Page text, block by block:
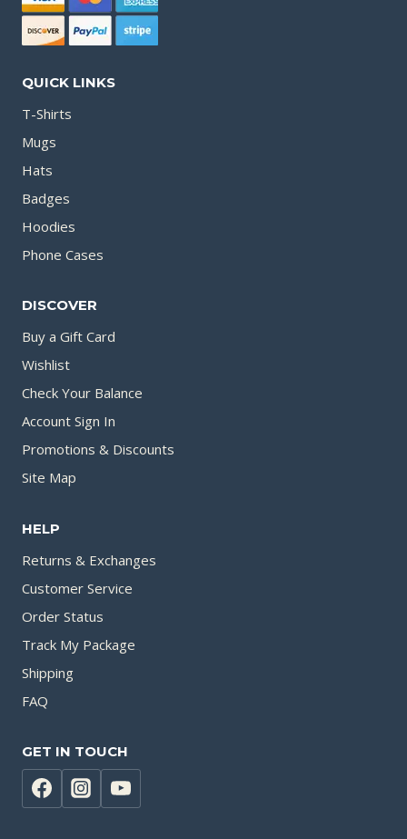
QUICK LINKS
T-Shirts
Mugs
Hats
Badges
Hoodies
Phone Cases
DISCOVER
Buy a Gift Card
Wishlist
Check Your Balance
Account Sign In
Promotions & Discounts
Site Map
HELP
Returns & Exchanges
Customer Service
Order Status
Track My Package
Shipping
FAQ
GET IN TOUCH